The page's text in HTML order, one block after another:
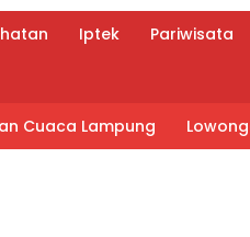
Iptek Pariwisata
Cuaca Lampung